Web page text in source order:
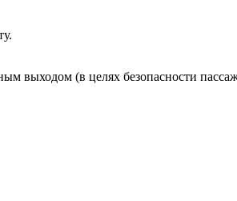
выходом (в целях безопасности